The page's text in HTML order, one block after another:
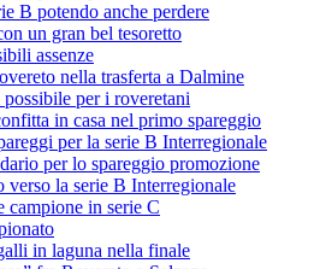
B potendo anche perdere
un gran bel tesoretto
assenze
nella trasferta a Dalmine
per i roveretani
in casa nel primo spareggio
per la serie B Interregionale
per lo spareggio promozione
verso la serie B Interregionale
campione in serie C
in laguna nella finale